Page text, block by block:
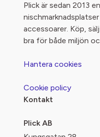
Plick är sedan 2013
accessoarer. Köp,
bra för både miljön
Hantera cookies
Cookie policy
Kontakt
Plick AB